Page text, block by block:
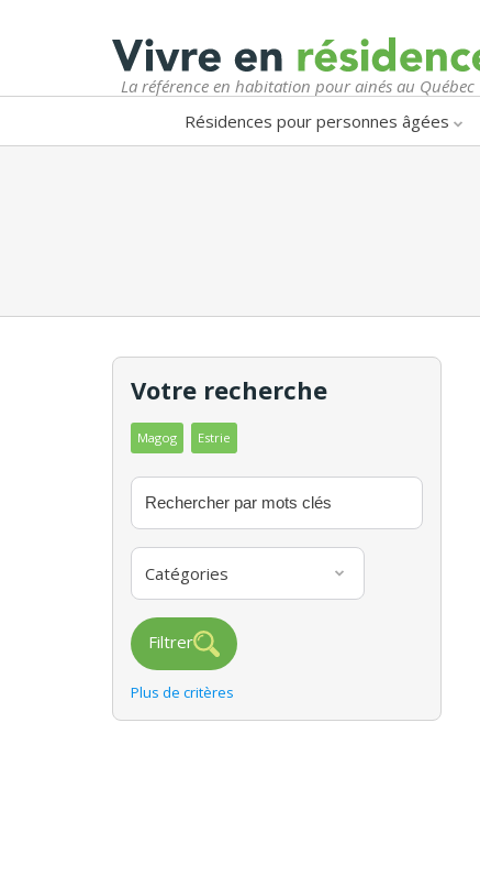
La référence en habitation pour ainés au Québec
Résidences pour personnes âgées
Votre recherche
Magog Estrie
Catégories
Filtrer
Plus de critères